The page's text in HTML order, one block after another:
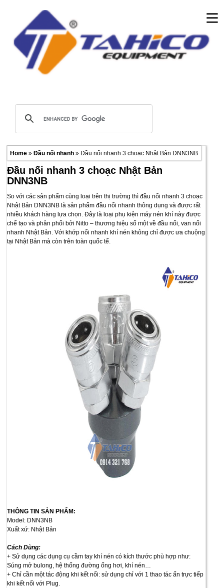
≡
Home»Đầu nối nhanh» Đầu nối nhanh 3 choạc Nhật Bản DNN3NB
Đầu nối nhanh 3 choạc Nhật Bản
DNN3NB
So với các sản phẩm cùng loại trên thị trường thì đầu nối nhanh 3 choạc
Nhật Bản DNN3NB là sản phẩm đầu nối nhanh thông dụng và được rất
nhiều khách hàng lựa chọn. Đây là loại phụ kiện máy nén khí này được
chế tạo và phân phối bởi Nitto – thương hiệu số một về đầu nối, van nối
nhanh Nhật Bản. Với khớp nối nhanh khí nén không chỉ được ưa chuộng
tại Nhật Bản mà còn trên toàn quốc tế.
THÔNG TIN SẢN PHẨM:
Model: DNN3NB
Xuất xứ: Nhật Bản
Cách Dùng:
+ Sử dụng các dụng cụ cầm tay khí nén có kích thước phù hợp như:
Súng mở bulong, hệ thống đường ống hơi, khí nén…
+ Chỉ cần một tác động khi kết nối: sử dụng chỉ với 1 thao tác ấn trực tiếp
khi kết nối với Plug.